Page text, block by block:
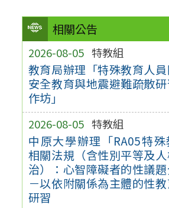
相關公告
2026-08-05 特教組
教育局辦理「特殊教育人
安全教育與地震避難疏散
作坊」
2026-08-05 特教組
中原大學辦理「RA05特殊
相關法規（含性別平等及
治）：心智障礙者的性議
－以依附關係為主體的性教
研習